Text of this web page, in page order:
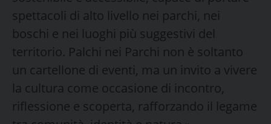
spettacoli di alto livello nei parchi, nei
boschi e nei luoghi più suggestivi del
territorio. Palchi nei Parchi non è soltanto
un cartellone di eventi, ma un invito a vivere
la cultura come occasione di incontro,
riflessione e scoperta, rafforzando il legame